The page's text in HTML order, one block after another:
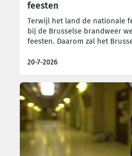
feesten
Terwijl het land de nationale
bij de Brusselse brandweer
feesten. Daarom zal het
willen de brandweerlieden
steeds verder oplopende
aanhoudende afbraak van
nochtans van levensbelang
van elke Brusselaar.
20-7-2026